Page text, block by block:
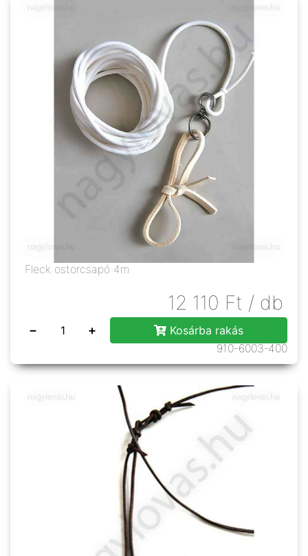
Fleck ostorcsapó 4m
12 110 Ft / db
− +
Kosárba rakás
910-6003-400